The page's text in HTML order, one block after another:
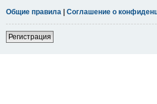
Общие правила | Соглашение о
Регистрация